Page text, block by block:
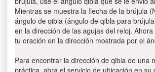
Mientras se muestra la flecha de la brújula
ángulo de qibla (ángulo de qibla para
en la dirección de las agujas del reloj.
tu oración en la dirección mostrada por el
Para encontrar la dirección de qibla de una
práctica, abra el servicio de ubicación en su